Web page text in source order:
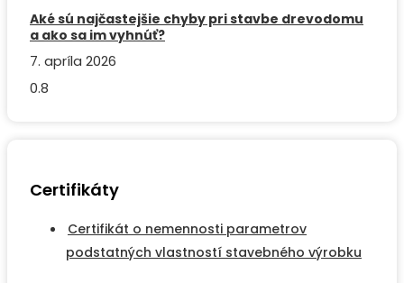
Aké sú najčastejšie chyby pri stavbe drevodomu
a ako sa im vyhnúť?
7. apríla 2026
Certifikáty
Certifikát o nemennosti parametrov
podstatných vlastností stavebného výrobku